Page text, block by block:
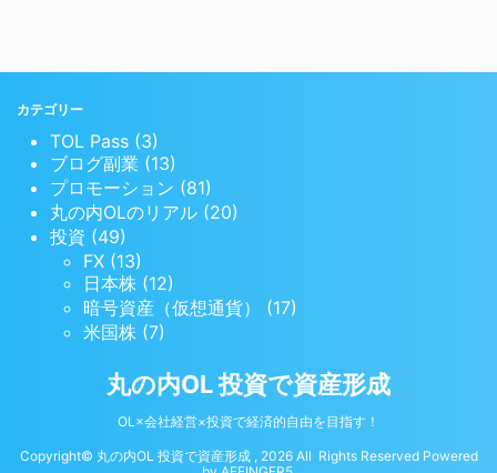
カテゴリー
TOL Pass (3)
ブログ副業 (13)
プロモーション (81)
丸の内OLのリアル (20)
投資 (49)
FX (13)
日本株 (12)
暗号資産（仮想通貨） (17)
米国株 (7)
丸の内OL 投資で資産形成
OL×会社経営×投資で経済的自由を目指す！
Copyright© 丸の内OL 投資で資産形成 , 2026 All Rights Reserved Powered